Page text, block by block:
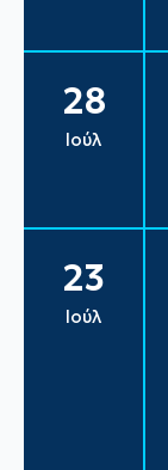
28
Ιούλ
23
Ιούλ